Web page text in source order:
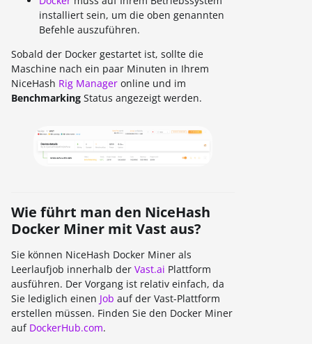
installiert sein, um die oben genannten
Befehle auszuführen.
Sobald der Docker gestartet ist, sollte die
Maschine nach ein paar Minuten in Ihrem
NiceHash Rig Manager online und im
Benchmarking Status angezeigt werden.
Wie führt man den NiceHash
Docker Miner mit Vast aus?
Sie können NiceHash Docker Miner als
Leerlaufjob innerhalb der Vast.ai Plattform
ausführen. Der Vorgang ist relativ einfach, da
Sie lediglich einen Job auf der Vast-Plattform
erstellen müssen. Finden Sie den Docker Miner
auf DockerHub.com.